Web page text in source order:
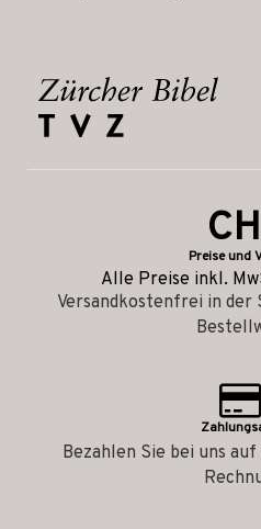
Preise und
Alle Preise inkl.
Versandkostenfrei in der
Bezahlen Sie bei uns